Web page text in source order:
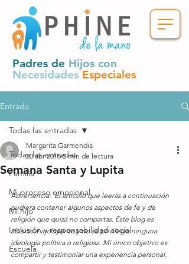
Padres de Hijos con
Necesidades Especiales
Entrada
Todas las entradas
Familia
Mi proceso emocional
Mi hijo
Inclusión y responsabilidad social
Escuela
Todas las entradas
Semana Santa y Lupita
Margarita Garmendia
20 abr 2016 5 min de lectura
Advertencia:  El artículo que leerás a continuación
pudiera contener algunos aspectos de fe y de
religión que quizá no compartas. Este blog es
abierto e incluyente y no se privilegia ninguna
ideología política o religiosa. Mi único objetivo es
compartir y testimoniar una experiencia personal.